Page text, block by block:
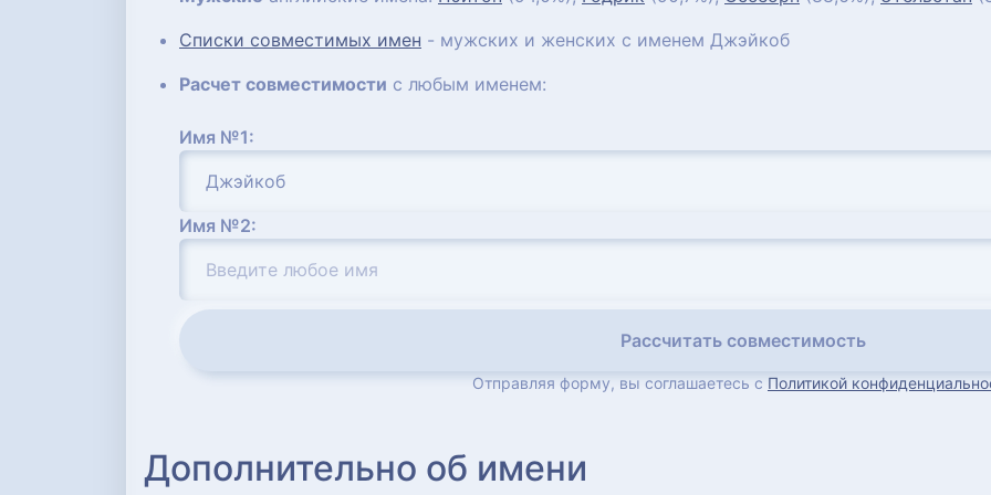
Списки совместимых имен - мужских и женских с именем Джэйкоб
Расчет совместимости с любым именем:
Имя №1:
Имя №2:
Рассчитать совместимость
Отправляя форму, вы соглашаетесь с Политикой
Дополнительно об имени